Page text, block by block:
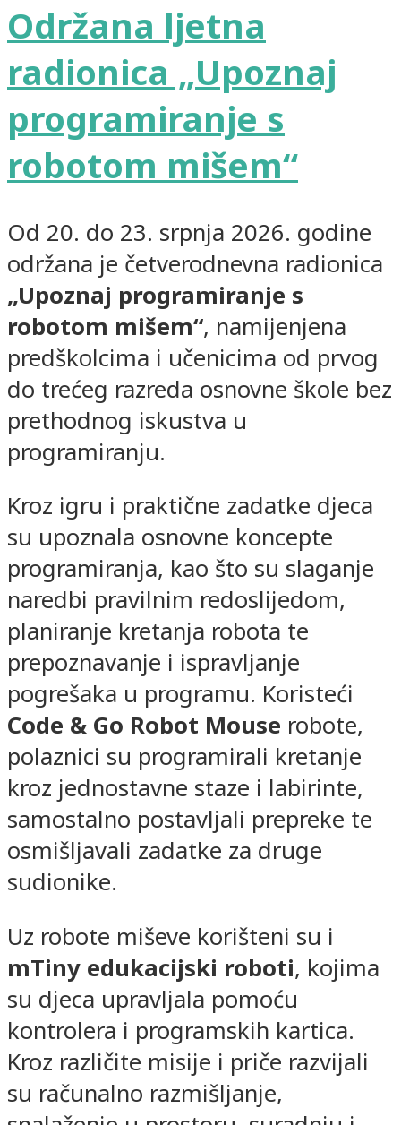
Održana ljetna
radionica „Upoznaj
programiranje s
robotom mišem“
Od 20. do 23. srpnja 2026. godine
održana je četverodnevna radionica
„Upoznaj programiranje s
robotom mišem“, namijenjena
predškolcima i učenicima od prvog
do trećeg razreda osnovne škole bez
prethodnog iskustva u
programiranju.
Kroz igru i praktične zadatke djeca
su upoznala osnovne koncepte
programiranja, kao što su slaganje
naredbi pravilnim redoslijedom,
planiranje kretanja robota te
prepoznavanje i ispravljanje
pogrešaka u programu. Koristeći
Code & Go Robot Mouse robote,
polaznici su programirali kretanje
kroz jednostavne staze i labirinte,
samostalno postavljali prepreke te
osmišljavali zadatke za druge
sudionike.
Uz robote miševe korišteni su i
mTiny edukacijski roboti, kojima
su djeca upravljala pomoću
kontrolera i programskih kartica.
Kroz različite misije i priče razvijali
su računalno razmišljanje,